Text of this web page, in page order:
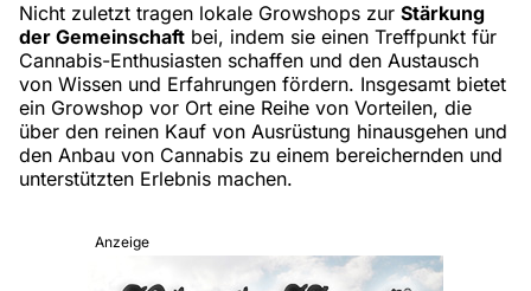
Nicht zuletzt tragen lokale Growshops zur Stärkung
der Gemeinschaft bei, indem sie einen Treffpunkt für
Cannabis-Enthusiasten schaffen und den Austausch
von Wissen und Erfahrungen fördern. Insgesamt bietet
ein Growshop vor Ort eine Reihe von Vorteilen, die
über den reinen Kauf von Ausrüstung hinausgehen und
den Anbau von Cannabis zu einem bereichernden und
unterstützten Erlebnis machen.
Anzeige